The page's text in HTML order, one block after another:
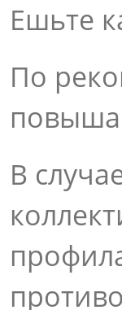
Ешьте
По
случае